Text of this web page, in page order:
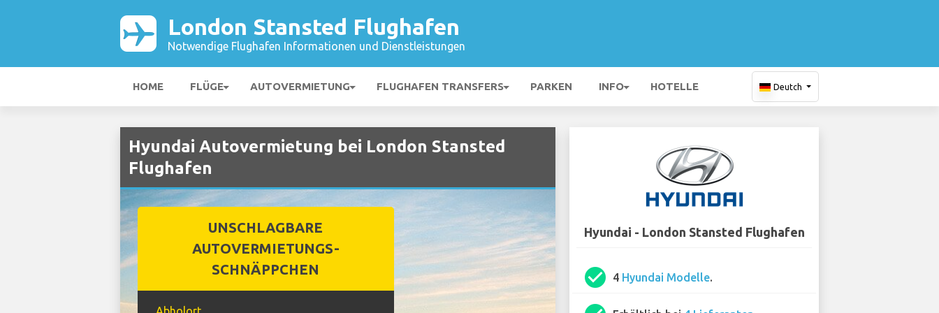
London Stansted Flughafen
Notwendige Flughafen Informationen und Dienstleistungen
HOME FLÜGE AUTOVERMIETUNG FLUGHAFEN TRANSFERS PARKEN INFO HOTELLE Deutch
Hyundai Autovermietung bei London Stansted
Flughafen
UNSCHLAGBARE
AUTOVERMIETUNGS-
SCHNÄPPCHEN
Hyundai - London Stansted Flughafen
check_circle 4 Hyundai Modelle.